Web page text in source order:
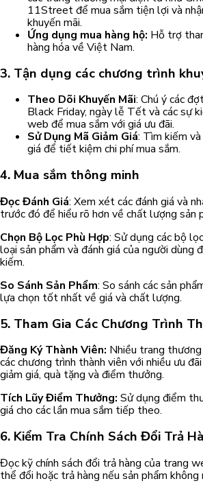
11Street để mua sắm tiện lợi và
khuyến mãi.
Ứng dụng mua hàng hộ: Hỗ trợ
hàng hóa về Việt Nam.
3. Tận dụng các chương trình
Theo Dõi Khuyến Mãi: Chú ý các
Black Friday, ngày lễ Tết và các sự
web để mua sắm với giá ưu đãi.
Sử Dụng Mã Giảm Giá: Tìm kiếm
giá để tiết kiệm chi phí mua sắm.
4. Mua sắm thông minh
Đọc Đánh Giá: Xem xét các đánh giá và
trước đó để hiểu rõ hơn về chất lượng sản
Chọn Bộ Lọc Phù Hợp: Sử dụng các bộ
loại sản phẩm và đánh giá của người dùng
kiếm.
So Sánh Sản Phẩm: So sánh các sản
lựa chọn tốt nhất về giá và chất lượng.
5. Tham Gia Các Chương Trình
Đăng Ký Thành Viên: Nhiều trang
các chương trình thành viên với nhiều ưu
giảm giá, quà tặng và điểm thưởng.
Tích Lũy Điểm Thưởng: Sử dụng điểm
giá cho các lần mua sắm tiếp theo.
6. Kiểm Tra Chính Sách Đổi Trả
Đọc kỹ chính sách đổi trả hàng của trang
thể đổi hoặc trả hàng nếu sản phẩm không